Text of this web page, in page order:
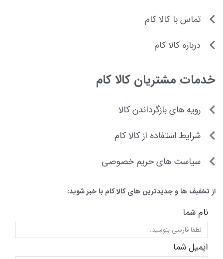
تماس با کالا کام
درباره کالا کام
خدمات مشتریان کالا کام
رویه های بازگرداندن کالا
شرایط استفاده از کالا کام
سیاست های حریم خصوصی
از تخفیف ها و جدیدترین های کالا کام با خبر شوید:
نام شما
ایمیل شما